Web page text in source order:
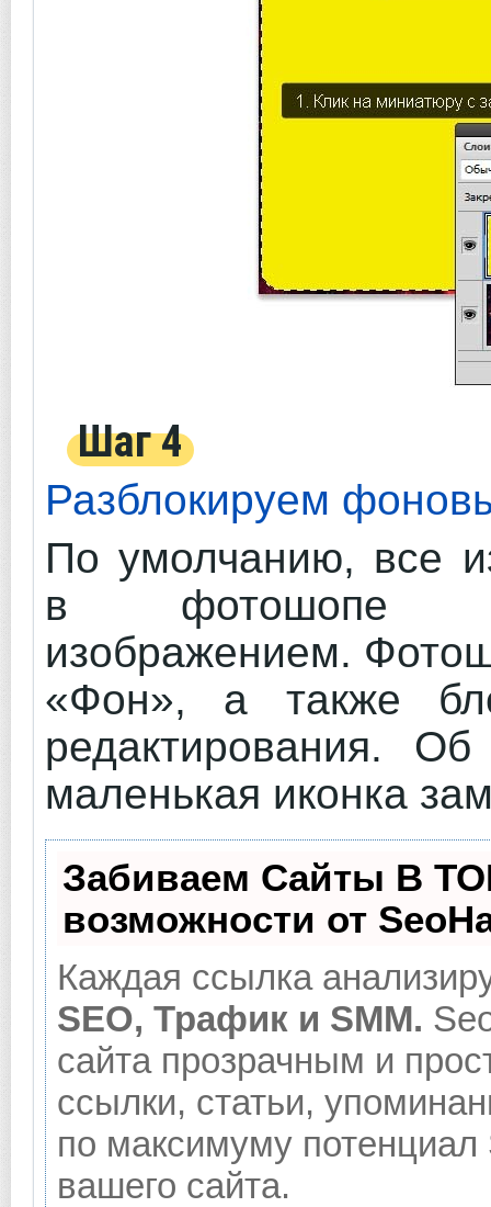
Шаг 4
Разблокируем
По умолчанию, все
в фотошопе
изображением.
«Фон», а также
редактирования.
маленькая иконка
Забиваем Сайты В
возможности от
Каждая ссылка
SEO, Трафик и SMM.
сайта прозрачным и
ссылки, статьи,
по максимуму
вашего сайта.